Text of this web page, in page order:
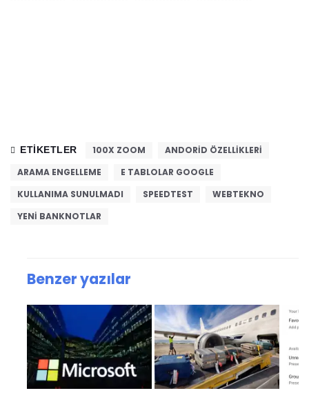
ETIKETLER 100X ZOOM
ANDORID ÖZELLIKLERI
ARAMA ENGELLEME
E TABLOLAR GOOGLE
KULLANIMA SUNULMADI
SPEEDTEST
WEBTEKNO
YENI BANKNOTLAR
Benzer yazılar